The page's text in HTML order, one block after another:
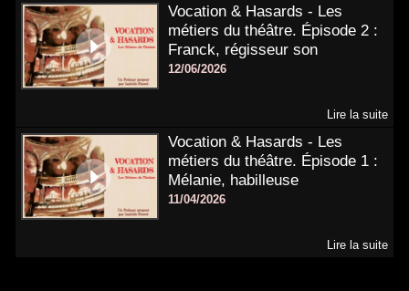
Vocation & Hasards - Les
métiers du théâtre. Épisode 2 :
Franck, régisseur son
12/06/2026
Lire la suite
Vocation & Hasards - Les
métiers du théâtre. Épisode 1 :
Mélanie, habilleuse
11/04/2026
Lire la suite